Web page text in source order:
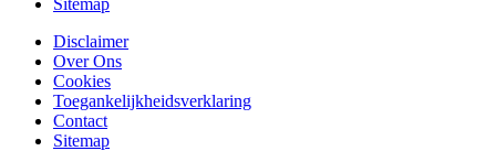
Disclaimer
Over Ons
Cookies
Toegankelijkheidsverklaring
Contact
Sitemap